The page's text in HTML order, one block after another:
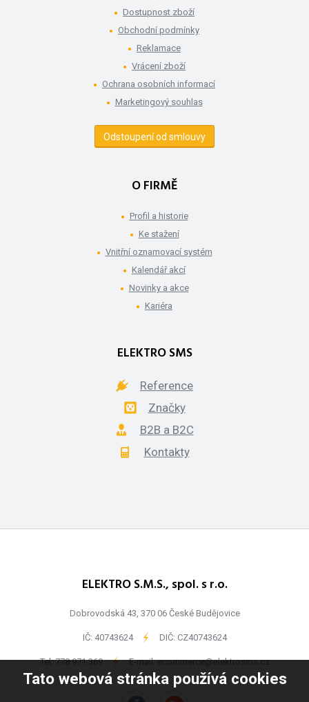
Tato webová stránka používá cookies
Dostupnost zboží
Obchodní podmínky
Reklamace
Vrácení zboží
Ochrana osobních informací
Marketingový souhlas
Odstoupení od smlouvy
O FIRMĚ
Profil a historie
Ke stažení
Vnitřní oznamovací systém
Kalendář akcí
Novinky a akce
Kariéra
ELEKTRO SMS
Reference
Značky
B2B a B2C
Kontakty
ELEKTRO S.M.S., spol. s r.o.
Dobrovodská 43, 370 06 České Budějovice
IČ: 40743624 - DIČ: CZ40743624
Tel:778 971 369 - E-mail:ecommerce@elektrosms.cz